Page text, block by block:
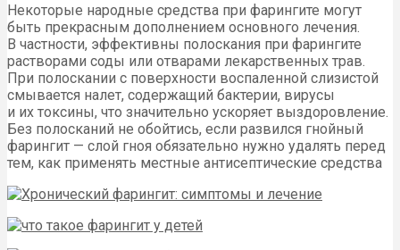
Некоторые народные средства при фарингите могут
быть прекрасным дополнением основного лечения.
В частности, эффективны полоскания при фарингите
растворами соды или отварами лекарственных трав.
При полоскании с поверхности воспаленной слизистой
смывается налет, содержащий бактерии, вирусы
и их токсины, что значительно ускоряет выздоровление.
Без полосканий не обойтись, если развился гнойный
фарингит — слой гноя обязательно нужно удалять перед
тем, как применять местные антисептические средства